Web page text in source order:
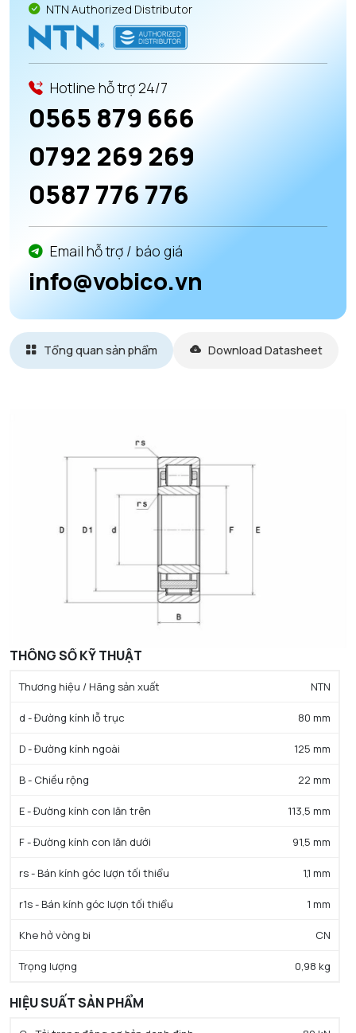
NTN Authorized Distributor
Hotline hỗ trợ 24/7
0565 879 666
0792 269 269
0587 776 776
Email hỗ trợ / báo giá
info@vobico.vn
Tổng quan sản phẩm Download Datasheet
THÔNG SỐ KỸ THUẬT
Thương hiệu / Hãng sản xuất NTN
d - Đường kính lỗ trục 80 mm
D - Đường kính ngoài 125 mm
B - Chiều rộng 22 mm
E - Đường kính con lăn trên 113,5 mm
F - Đường kính con lăn dưới 91,5 mm
rs - Bán kính góc lượn tối thiểu 1,1 mm
r1s - Bán kính góc lượn tối thiểu 1 mm
Khe hở vòng bi CN
Trọng lượng 0,98 kg
HIỆU SUẤT SẢN PHẨM